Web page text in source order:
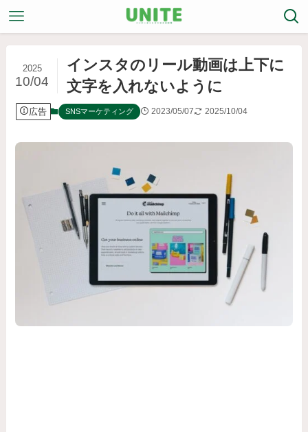
インスタのリール動画は上下に
文字を入れないように
2025
10/04
広告 SNSマーケティング 2023/05/07 2025/10/04